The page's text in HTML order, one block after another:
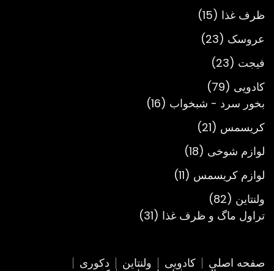
ظرف غذا 15
15
محصول
عروسک 23
23
فیجت 23
23
محصول
کادویی 79
79
محصول
بخور سرد - شبخواب 16
16
کریسمس 21
21
محصول
لوازم شوخی 18
18
محصول
لوازم کریسمس 11
11
ولنتاین 82
82
محصول
تراول ماگ و ظرف غذا 31
31
صفحه اصلی کادویی ولنتاین دکوری